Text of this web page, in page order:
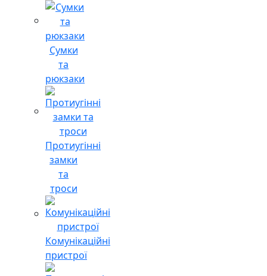
Сумки
та
рюкзаки
Протиугінні
замки
та
троси
Комунікаційні
пристрої